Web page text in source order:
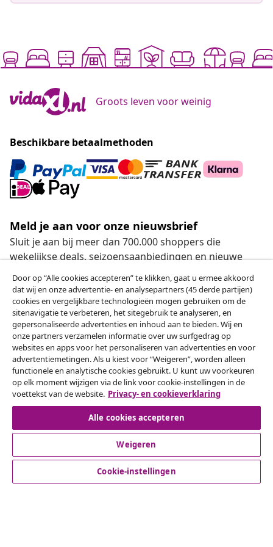
Groots leven voor weinig
Beschikbare betaalmethoden
Meld je aan voor onze nieuwsbrief
Sluit je aan bij meer dan 700.000 shoppers die
wekelijkse deals, seizoensaanbiedingen en nieuwe
Onze sociale media
Herroeping van de overeenkomst
Een annulering voor je bestelling indienen
Herroeping van de overeenkomst
Klantenservice
Door op “Alle cookies accepteren” te klikken, gaat u ermee akkoord
dat wij en onze advertentie- en analysepartners (45 derde partijen)
cookies en vergelijkbare technologieën mogen gebruiken om de
sitenavigatie te verbeteren, het sitegebruik te analyseren, en
gepersonaliseerde advertenties en inhoud aan te bieden. Wij en
onze partners verzamelen informatie over uw surfgedrag op
websites en apps voor het personaliseren van advertenties en voor
advertentiemetingen. Als u kiest voor “Weigeren”, worden alleen
functionele en analytische cookies gebruikt. U kunt uw voorkeuren
op elk moment wijzigen via de link voor cookie-instellingen in de
voettekst van de website. Privacy- en cookieverklaring
Alle cookies accepteren
Weigeren
Cookie-instellingen